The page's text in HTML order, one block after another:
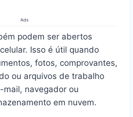
Ads
podem ser abertos
Isso é útil quando
fotos, comprovantes,
ou arquivos de trabalho
mail, navegador ou
em nuvem.